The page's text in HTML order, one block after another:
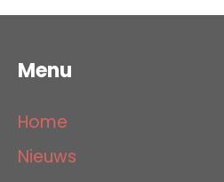
Menu
Home
Nieuws